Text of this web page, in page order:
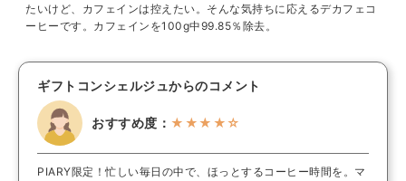
たいけど、カフェインは控えたい。そんな気持ちに応えるデカフェコ
ーヒーです。カフェインを100g中99.85％除去。
ギフトコンシェルジュからのコメント
おすすめ度： ★★★★☆
PIARY限定！忙しい毎日の中で、ほっとするコーヒー時間を。マ